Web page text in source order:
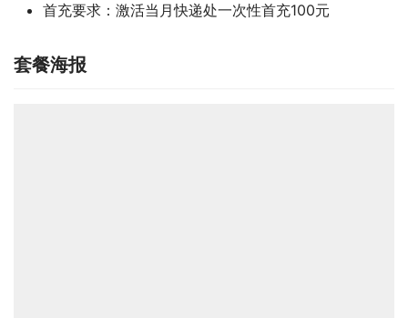
首充要求：激活当月快递处一次性首充100元
套餐海报